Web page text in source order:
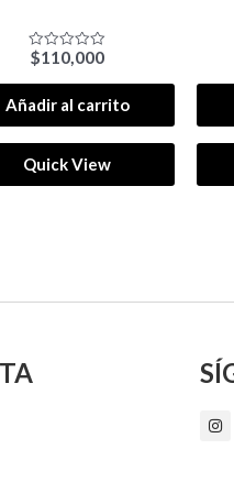
Valorado
0
de
5
$110,000
Añadir al carrito
Quick View
I
n